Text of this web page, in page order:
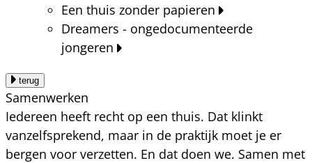
Een thuis zonder papieren
Dreamers - ongedocumenteerde
jongeren
terug
Samenwerken
Iedereen heeft recht op een thuis. Dat klinkt
vanzelfsprekend, maar in de praktijk moet je er
bergen voor verzetten. En dat doen we. Samen met